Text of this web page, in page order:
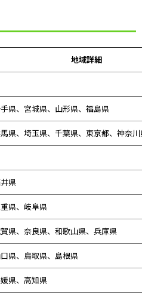
地域詳細
県、宮城県、山形県、福島県
県、埼玉県、千葉県、東京都、神奈
県
県、 岐阜県
県、奈良県、和歌山県、兵庫県
県、鳥取県、島根県
県、高知県